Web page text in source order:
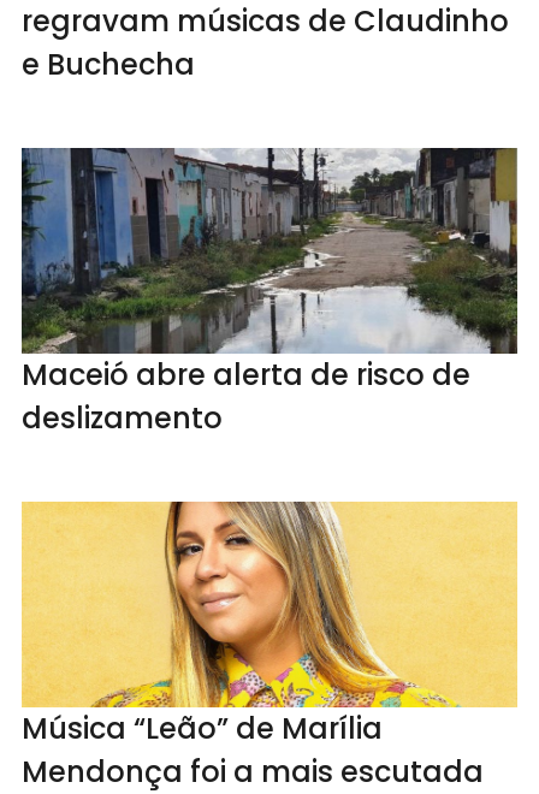
regravam músicas de Claudinho
e Buchecha
Maceió abre alerta de risco de
deslizamento
Música “Leão” de Marília
Mendonça foi a mais escutada